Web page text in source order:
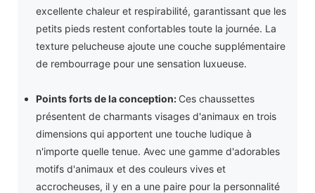
excellente chaleur et respirabilité, garantissant que les
petits pieds restent confortables toute la journée. La
texture pelucheuse ajoute une couche supplémentaire
de rembourrage pour une sensation luxueuse.
Points forts de la conception: Ces chaussettes
présentent de charmants visages d'animaux en trois
dimensions qui apportent une touche ludique à
n'importe quelle tenue. Avec une gamme d'adorables
motifs d'animaux et des couleurs vives et
accrocheuses, il y en a une paire pour la personnalité